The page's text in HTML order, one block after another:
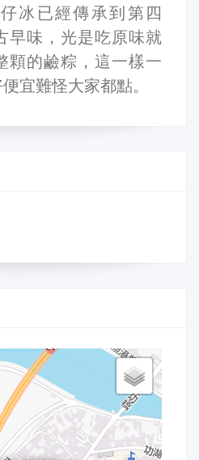
冰已經傳承到第四
早味，光是吃原味就
顆的鹼粽，這一樣一
宜難怪大家都點。